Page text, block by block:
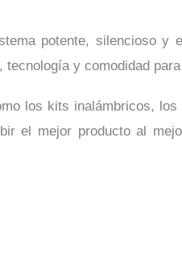
potente, silencioso y
y comodidad
los kits inalámbricos,
el mejor producto al